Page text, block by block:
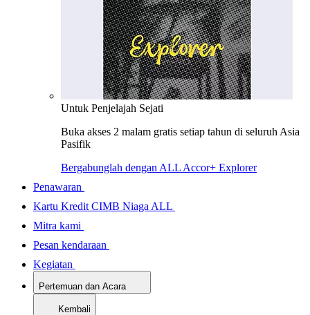
Untuk Penjelajah Sejati
Buka akses 2 malam gratis setiap tahun di seluruh Asia
Pasifik
Bergabunglah dengan ALL Accor+ Explorer
Penawaran
Kartu Kredit CIMB Niaga ALL
Mitra kami
Pesan kendaraan
Kegiatan
Pertemuan dan Acara
Kembali